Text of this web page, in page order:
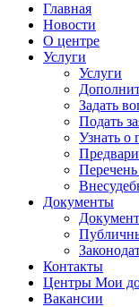
Главная
Новости
О центре
Услуги
Услуги
Задать
Подать
Узнать о
Документы
Контакты
Центры Мои
Вакансии